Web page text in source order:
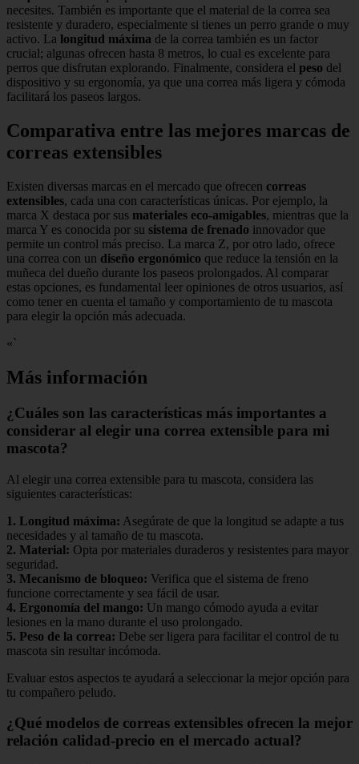
necesites. También es importante que el material de la correa sea
resistente y duradero, especialmente si tienes un perro grande o muy
activo. La longitud máxima de la correa también es un factor
crucial; algunas ofrecen hasta 8 metros, lo cual es excelente para
perros que disfrutan explorando. Finalmente, considera el peso del
dispositivo y su ergonomía, ya que una correa más ligera y cómoda
facilitará los paseos largos.
Comparativa entre las mejores marcas de
correas extensibles
Existen diversas marcas en el mercado que ofrecen correas
extensibles, cada una con características únicas. Por ejemplo, la
marca X destaca por sus materiales eco-amigables, mientras que la
marca Y es conocida por su sistema de frenado innovador que
permite un control más preciso. La marca Z, por otro lado, ofrece
una correa con un diseño ergonómico que reduce la tensión en la
muñeca del dueño durante los paseos prolongados. Al comparar
estas opciones, es fundamental leer opiniones de otros usuarios, así
como tener en cuenta el tamaño y comportamiento de tu mascota
para elegir la opción más adecuada.
«`
Más información
¿Cuáles son las características más importantes a
considerar al elegir una correa extensible para mi
mascota?
Al elegir una correa extensible para tu mascota, considera las
siguientes características:
1. Longitud máxima: Asegúrate de que la longitud se adapte a tus
necesidades y al tamaño de tu mascota.
2. Material: Opta por materiales duraderos y resistentes para mayor
seguridad.
3. Mecanismo de bloqueo: Verifica que el sistema de freno
funcione correctamente y sea fácil de usar.
4. Ergonomía del mango: Un mango cómodo ayuda a evitar
lesiones en la mano durante el uso prolongado.
5. Peso de la correa: Debe ser ligera para facilitar el control de tu
mascota sin resultar incómoda.
Evaluar estos aspectos te ayudará a seleccionar la mejor opción para
tu compañero peludo.
¿Qué modelos de correas extensibles ofrecen la mejor
relación calidad-precio en el mercado actual?